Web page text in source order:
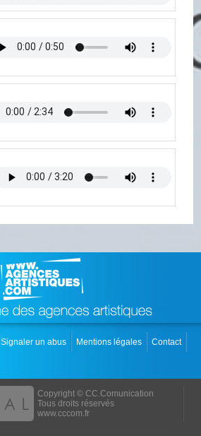
Signaler un abus Mentions légales
Contact
Copyright © CC.Comunication
Tous droits réservés
www.cccom.fr